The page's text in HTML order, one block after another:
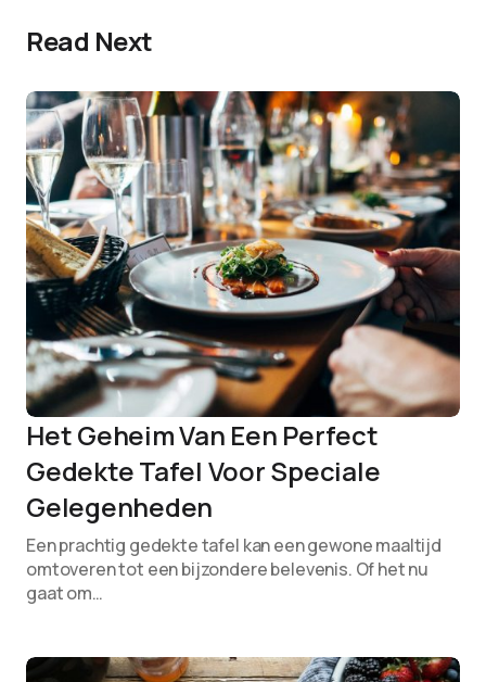
Read Next
Het Geheim Van Een Perfect
Gedekte Tafel Voor Speciale
Gelegenheden
Een prachtig gedekte tafel kan een gewone maaltijd
omtoveren tot een bijzondere belevenis. Of het nu
gaat om…